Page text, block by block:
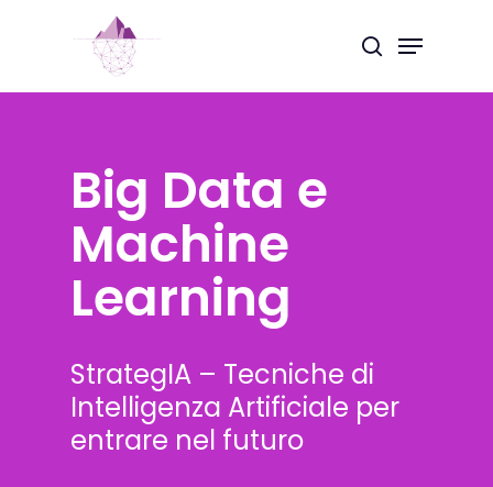
search
Menu
Big Data e
Machine
Learning
StrategIA – Tecniche di
Intelligenza Artificiale per
entrare nel futuro
Menu